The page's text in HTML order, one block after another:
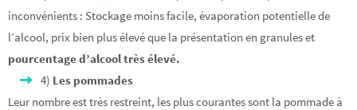
inconvénients : Stockage moins facile, évaporation potentielle de
l’alcool, prix bien plus élevé que la présentation en granules et
pourcentage d’alcool très élevé.
4) Les pommades
Leur nombre est très restreint, les plus courantes sont la pommade à